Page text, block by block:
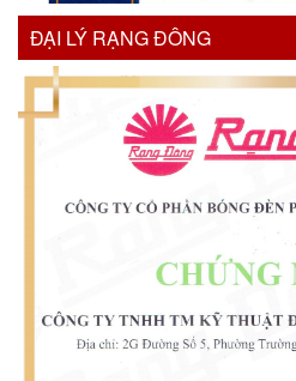
ĐẠI LÝ RẠNG ĐÔNG